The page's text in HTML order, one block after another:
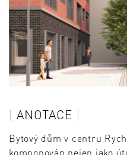
ANOTACE
Bytový dům v centru